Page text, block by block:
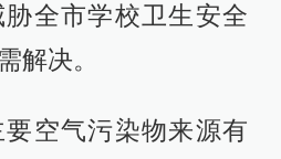
全市学校卫生安全
解决。
空气污染物来源有